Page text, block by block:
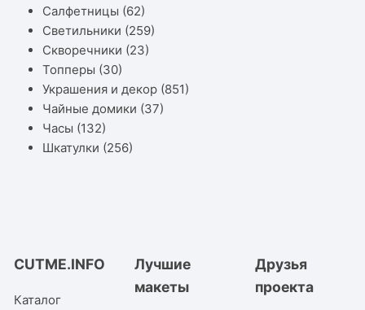
Салфетницы (62)
Светильники (259)
Скворечники (23)
Топперы (30)
Украшения и декор (851)
Чайные домики (37)
Часы (132)
Шкатулки (256)
CUTME.INFO
Каталог
Лучшие
макеты
Друзья
проекта